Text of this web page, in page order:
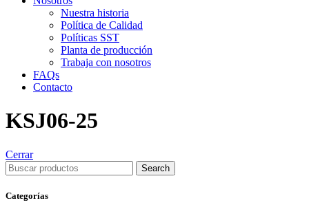
Nuestra historia
Política de Calidad
Políticas SST
Planta de producción
Trabaja con nosotros
FAQs
Contacto
KSJ06-25
Cerrar
Search
Categorías